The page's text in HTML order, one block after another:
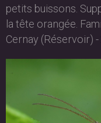
petits buissons.
la tête orangée.
Cernay (Réservoir)